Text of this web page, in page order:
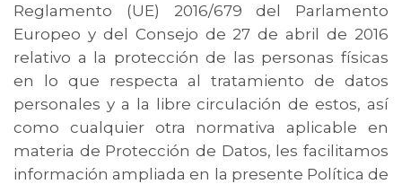
Reglamento (UE) 2016/679 del Parlamento
Europeo y del Consejo de 27 de abril de 2016
relativo a la protección de las personas físicas
en lo que respecta al tratamiento de datos
personales y a la libre circulación de estos, así
como cualquier otra normativa aplicable en
materia de Protección de Datos, les facilitamos
información ampliada en la presente Política de